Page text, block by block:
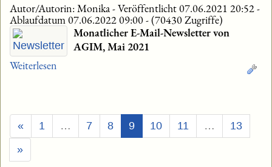
Autor/Autorin: Monika-Veröffentlicht 07.06.2021 20:52-
Ablaufdatum 07.06.2022 09:00-(70430 Zugriffe)
Monatlicher E-Mail-Newsletter von
AGIM, Mai 2021
Weiterlesen
« 1 … 7 8 9(Aktuell)
10 11 …
13
»